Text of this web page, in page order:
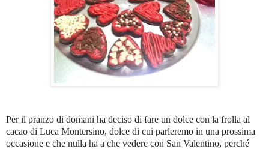
Per il pranzo di domani ha deciso di fare un dolce con la frolla al
cacao di Luca Montersino, dolce di cui parleremo in una prossima
occasione e che nulla ha a che vedere con San Valentino, perché